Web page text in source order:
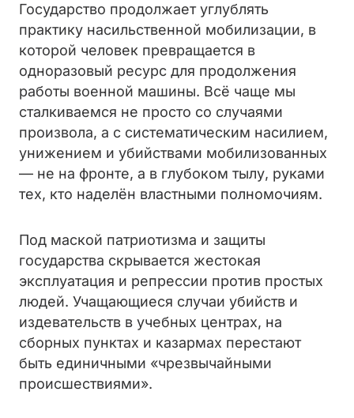
Государство продолжает углублять
практику насильственной мобилизации, в
которой человек превращается в
одноразовый ресурс для продолжения
работы военной машины. Всё чаще мы
сталкиваемся не просто со случаями
произвола, а с систематическим насилием,
унижением и убийствами мобилизованных
— не на фронте, а в глубоком тылу, руками
тех, кто наделён властными полномочиям.
Под маской патриотизма и защиты
государства скрывается жестокая
эксплуатация и репрессии против простых
людей. Учащающиеся случаи убийств и
издевательств в учебных центрах, на
сборных пунктах и казармах перестают
быть единичными «чрезвычайными
происшествиями».